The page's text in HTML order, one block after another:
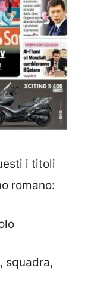
i titoli
romano:
squadra,